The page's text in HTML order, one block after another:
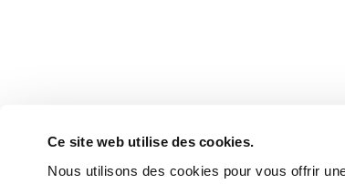
Ce site web utilise des cookies.
Nous utilisons des cookies pour vous offrir